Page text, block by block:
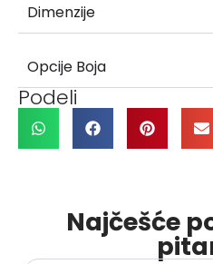
Dimenzije
Opcije Boja
Podeli
Najčešće